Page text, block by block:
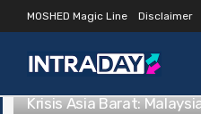
LATEST TRENDING
Krisis Asia Barat:
MOSHED Magic Line Disclaimer